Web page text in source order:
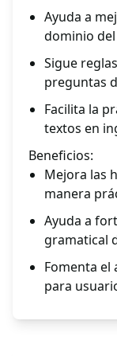
Ayuda a
dominio
Sigue
preguntas
Facilita la
textos en
Beneficios:
Mejora las
manera
Ayuda a
gramatical
Fomenta el
para